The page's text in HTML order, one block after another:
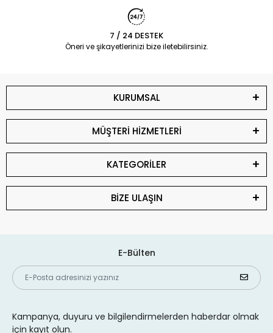
7 / 24 DESTEK
Öneri ve şikayetlerinizi bize iletebilirsiniz.
KURUMSAL
MÜŞTERİ HİZMETLERİ
KATEGORİLER
BİZE ULAŞIN
E-Bülten
Kampanya, duyuru ve bilgilendirmelerden haberdar olmak
için kayıt olun.